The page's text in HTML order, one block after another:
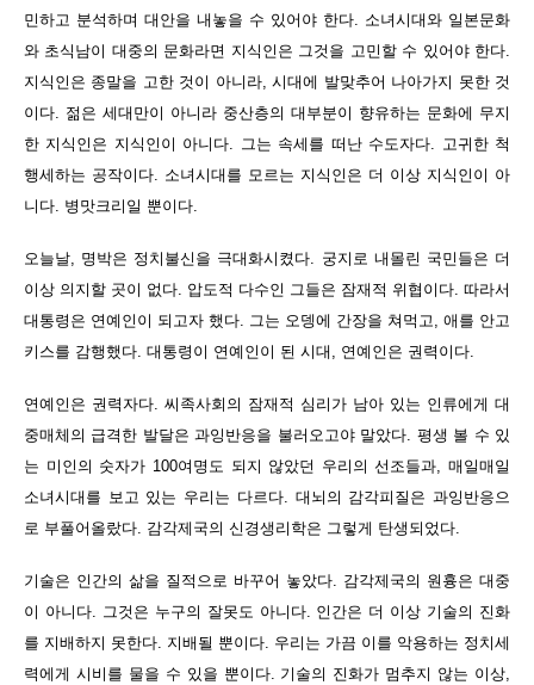
민하고 분석하며 대안을 내놓을 수 있어야 한다. 소녀시대와 일본문화
와 초식남이 대중의 문화라면 지식인은 그것을 고민할 수 있어야 한다.
지식인은 종말을 고한 것이 아니라, 시대에 발맞추어 나아가지 못한 것
이다. 젊은 세대만이 아니라 중산층의 대부분이 향유하는 문화에 무지
한 지식인은 지식인이 아니다. 그는 속세를 떠난 수도자다. 고귀한 척
행세하는 공작이다. 소녀시대를 모르는 지식인은 더 이상 지식인이 아
니다. 병맛크리일 뿐이다.
오늘날, 명박은 정치불신을 극대화시켰다. 궁지로 내몰린 국민들은 더
이상 의지할 곳이 없다. 압도적 다수인 그들은 잠재적 위협이다. 따라서
대통령은 연예인이 되고자 했다. 그는 오뎅에 간장을 쳐먹고, 애를 안고
키스를 감행했다. 대통령이 연예인이 된 시대, 연예인은 권력이다.
연예인은 권력자다. 씨족사회의 잠재적 심리가 남아 있는 인류에게 대
중매체의 급격한 발달은 과잉반응을 불러오고야 말았다. 평생 볼 수 있
는 미인의 숫자가 100여명도 되지 않았던 우리의 선조들과, 매일매일
소녀시대를 보고 있는 우리는 다르다. 대뇌의 감각피질은 과잉반응으
로 부풀어올랐다. 감각제국의 신경생리학은 그렇게 탄생되었다.
기술은 인간의 삶을 질적으로 바꾸어 놓았다. 감각제국의 원흉은 대중
이 아니다. 그것은 누구의 잘못도 아니다. 인간은 더 이상 기술의 진화
를 지배하지 못한다. 지배될 뿐이다. 우리는 가끔 이를 악용하는 정치세
력에게 시비를 물을 수 있을 뿐이다. 기술의 진화가 멈추지 않는 이상,